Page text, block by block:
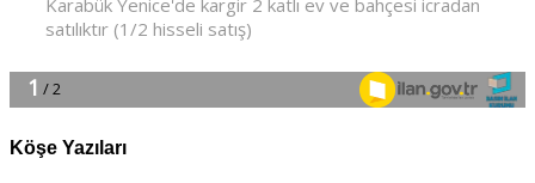
Köşe Yazıları